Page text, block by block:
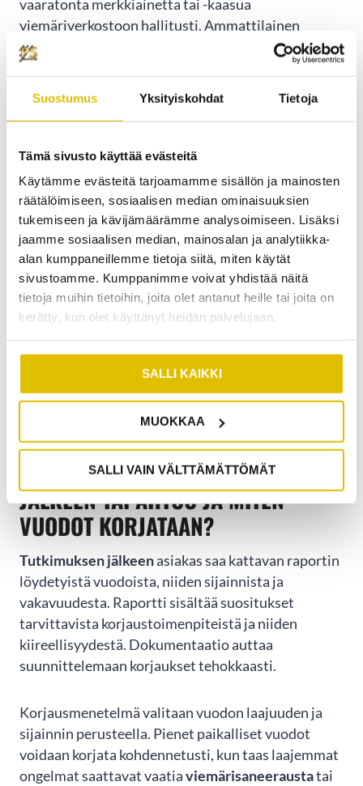
Suostumus Yksityiskohdat Tietoja
Tämä sivusto käyttää evästeitä
Käytämme evästeitä tarjoamamme sisällön ja mainosten
räätälöimiseen, sosiaalisen median ominaisuuksien
tukemiseen ja kävijämäärämme analysoimiseen. Lisäksi
jaamme sosiaalisen median, mainosalan ja analytiikka-
alan kumppaneillemme tietoja siitä, miten käytät
sivustoamme. Kumppanimme voivat yhdistää näitä
tietoja muihin tietoihin, joita olet antanut heille tai joita on
kerätty, kun olet käyttänyt heidän palvelujaan.
SALLI KAIKKI
MUOKKAA
SALLI VAIN VÄLTTÄMÄTTÖMÄT
vaaratonta merkkiainetta tai -kaasua
viemäriverkostoon hallitusti. Ammattilainen
seuraa merkkiaineen kulkua ja havaitsee kohdat,
joissa se poistuu putkistosta. Tutkimus vaatii
erikoisvälineitä ja asiantuntemusta tulosten
Tutkimuksen aikana käydään läpi koko epäilty
viemäriverkosto systemaattisesti. Merkkiaine
paljastaa vuotojen tarkan sijainnin, mikä
mahdollistaa kohdennetut korjaustoimenpiteet.
Tutkimus antaa tietoa myös vuodon vakavuudesta
ja laajuudesta.
Merkkiainetutkimus paljastaa liitosraot, putkien
rakenteelliset ongelmat. Se antaa objektiivista
tietoa viemäriverkoston todellisesta kunnosta ja
auttaa priorisoimaan korjaustarpeet
kiireellisyysjärjestykseen.
MITÄ MERKKIAINETUTKIMUKSEN
JÄLKEEN TAPAHTUU JA MITEN
VUODOT KORJATAAN?
Tutkimuksen jälkeenasiakas saa kattavan raportin
löydetyistä vuodoista, niiden sijainnista ja
vakavuudesta. Raportti sisältää suositukset
tarvittavista korjaustoimenpiteistä ja niiden
kiireellisyydestä. Dokumentaatio auttaa
suunnittelemaan korjaukset tehokkaasti.
Korjausmenetelmä valitaan vuodon laajuuden ja
sijainnin perusteella. Pienet paikalliset vuodot
voidaan korjata kohdennetusti, kun taas laajemmat
ongelmat saattavat vaatiaviemärisaneeraustatai